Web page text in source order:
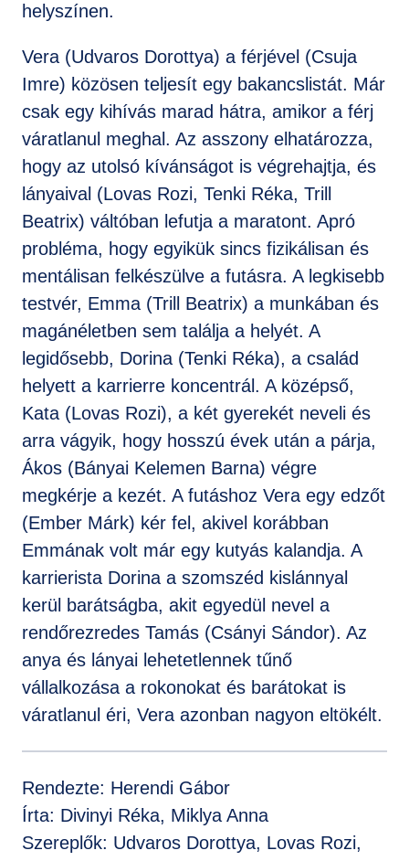
helyszínen.
Vera (Udvaros Dorottya) a férjével (Csuja
Imre) közösen teljesít egy bakancslistát. Már
csak egy kihívás marad hátra, amikor a férj
váratlanul meghal. Az asszony elhatározza,
hogy az utolsó kívánságot is végrehajtja, és
lányaival (Lovas Rozi, Tenki Réka, Trill
Beatrix) váltóban lefutja a maratont. Apró
probléma, hogy egyikük sincs fizikálisan és
mentálisan felkészülve a futásra. A legkisebb
testvér, Emma (Trill Beatrix) a munkában és
magánéletben sem találja a helyét. A
legidősebb, Dorina (Tenki Réka), a család
helyett a karrierre koncentrál. A középső,
Kata (Lovas Rozi), a két gyerekét neveli és
arra vágyik, hogy hosszú évek után a párja,
Ákos (Bányai Kelemen Barna) végre
megkérje a kezét. A futáshoz Vera egy edzőt
(Ember Márk) kér fel, akivel korábban
Emmának volt már egy kutyás kalandja. A
karrierista Dorina a szomszéd kislánnyal
kerül barátságba, akit egyedül nevel a
rendőrezredes Tamás (Csányi Sándor). Az
anya és lányai lehetetlennek tűnő
vállalkozása a rokonokat és barátokat is
váratlanul éri, Vera azonban nagyon eltökélt.
Rendezte: Herendi Gábor
Írta: Divinyi Réka, Miklya Anna
Szereplők: Udvaros Dorottya, Lovas Rozi,